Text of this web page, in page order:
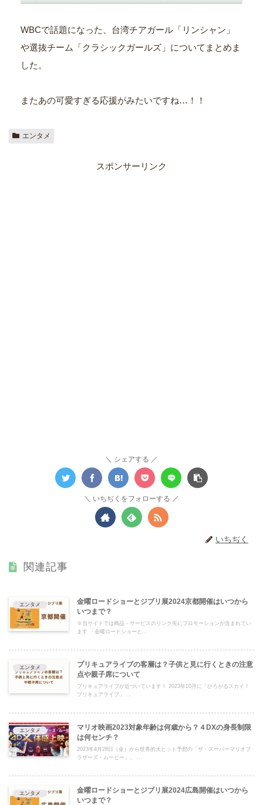
WBCで話題になった、台湾チアガール「リンシャン」
や選抜チーム「クラシックガールズ」についてまとめま
した。
またあの可愛すぎる応援がみたいですね…！！
エンタメ
スポンサーリンク
シェアする
いちぢくをフォローする
いちぢく
関連記事
エンタメ
金曜ロードショーとジブリ展2024京都開催はいつから
いつまで？
※当サイトでは商品・サービスのリンク先にプロモーションが含まれてい
ます 「金曜ロードショーと...
エンタメ
プリキュアライブの客層は？子供と見に行くときの注意
点や親子席について
プリキュアライブが近づいています！ 2023年10月に「ひろがるスカイ！
プリキュアライブ」 ...
エンタメ
マリオ映画2023対象年齢は何歳から？４DXの身長制限
は何センチ？
2023年4月28日（金）から世界的大ヒット予想の「ザ・スーパーマリオブ
ラザーズ・ムービー」。 ...
エンタメ
金曜ロードショーとジブリ展2024広島開催はいつから
いつまで？